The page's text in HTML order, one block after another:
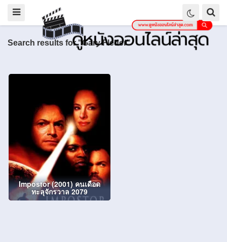
Search results for "Gary Fleder"
Impostor (2001) คนเดือด
ทะลุจักรวาล 2079